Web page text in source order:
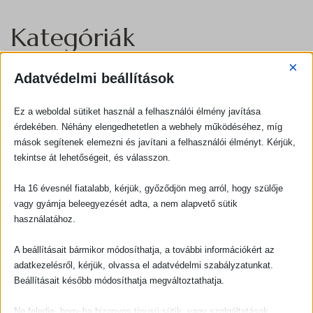
Kategóriák
Alapanyag választás
Blog
Egyéb
lencsefajták
Levesfőző gépek
Adatvédelmi beállítások
×
Ez a weboldal sütiket használ a felhasználói élmény javítása
érdekében. Néhány elengedhetetlen a webhely működéséhez, míg
mások segítenek elemezni és javítani a felhasználói élményt. Kérjük,
tekintse át lehetőségeit, és válasszon.
Ha 16 évesnél fiatalabb, kérjük, győződjön meg arról, hogy szülője
vagy gyámja beleegyezését adta, a nem alapvető sütik
használatához.
A beállításait bármikor módosíthatja, a további információkért az
adatkezelésről, kérjük, olvassa el adatvédelmi szabályzatunkat.
Beállításait később módosíthatja megváltoztathatja.